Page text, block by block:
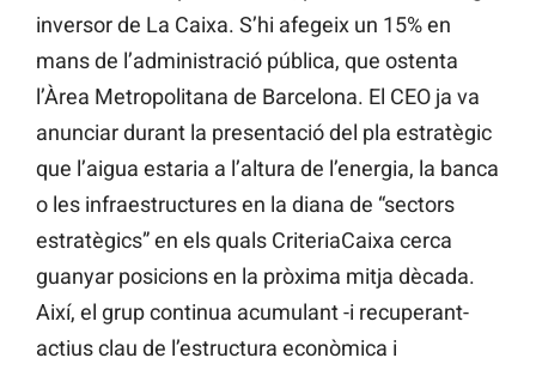
inversor de La Caixa. S’hi afegeix un 15% en
mans de l’administració pública, que ostenta
l’Àrea Metropolitana de Barcelona. El CEO ja va
anunciar durant la presentació del pla estratègic
que l’aigua estaria a l’altura de l’energia, la banca
o les infraestructures en la diana de “sectors
estratègics” en els quals CriteriaCaixa cerca
guanyar posicions en la pròxima mitja dècada.
Així, el grup continua acumulant -i recuperant-
actius clau de l’estructura econòmica i